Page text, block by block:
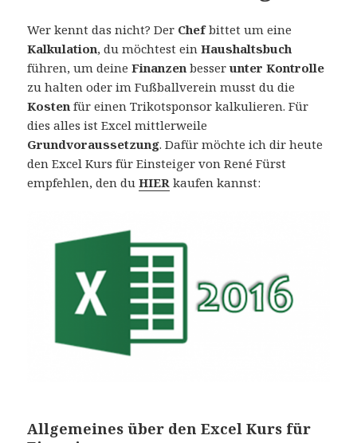
Wer kennt das nicht? Der Chefbittet um eine
Kalkulation, du möchtest einHaushaltsbuch
führen, um deineFinanzenbesser unter Kontrolle
zu halten oder im Fußballverein musst du die
Kosten für einen Trikotsponsor kalkulieren. Für
dies alles ist Excel mittlerweile
Grundvoraussetzung. Dafür möchte ich dir heute
den Excel Kurs für Einsteiger von René Fürst
empfehlen, den duHIER kaufen kannst:
Allgemeines über den Excel Kurs für